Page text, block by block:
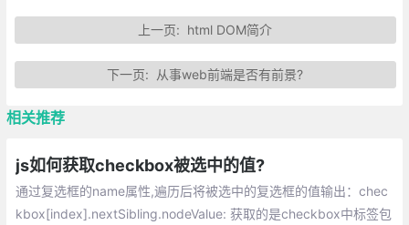
上一页: html DOM简介
下一页: 从事web前端是否有前景?
相关推荐
js如何获取checkbox被选中的值?
通过复选框的name属性,遍历后将被选中的复选框的值输出：chec
kbox[index].nextSibling.nodeValue: 获取的是checkbox中标签包